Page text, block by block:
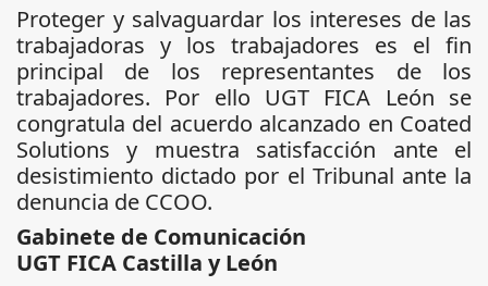
Proteger y salvaguardar los intereses de las
trabajadoras y los trabajadores es el fin
principal de los representantes de los
trabajadores. Por ello UGT FICA León se
congratula del acuerdo alcanzado en Coated
Solutions y muestra satisfacción ante el
desistimiento dictado por el Tribunal ante la
denuncia de CCOO.
Gabinete de Comunicación
UGT FICA Castilla y León